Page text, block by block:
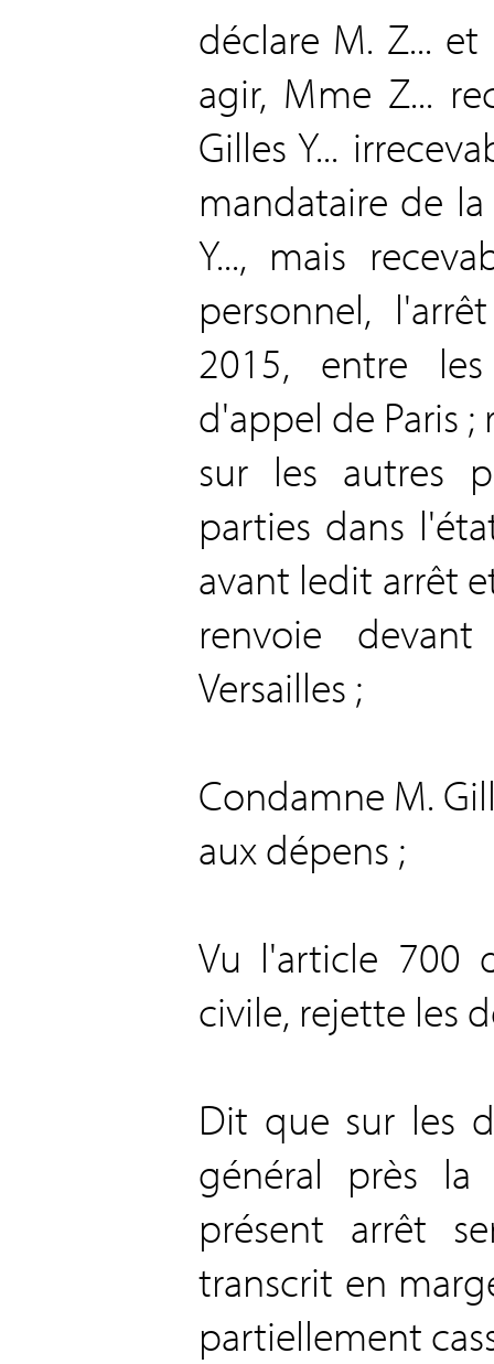
déclare M. Z...
agir, Mme Z...
Gilles Y...
mandataire de
Y..., mais
personnel,
2015, entre
d'appel de Paris
sur les autres
parties dans
avant ledit arrêt
renvoie
Versailles ;
Condamne M.
aux dépens ;
Vu l'article 700
civile, rejette les
Dit que sur les
général près la
présent arrêt
transcrit en
partiellement